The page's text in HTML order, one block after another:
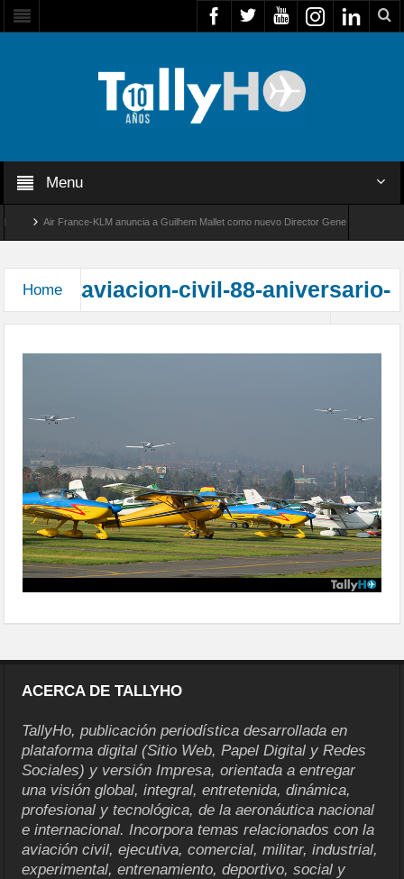
Menu
Air France-KLM anuncia a Guilhem Mallet como nuevo Director General para
Home aviacion-civil-88-aniversario-
ACERCA DE TALLYHO
TallyHo, publicación periodística desarrollada en
plataforma digital (Sitio Web, Papel Digital y Redes
Sociales) y versión Impresa, orientada a entregar
una visión global, integral, entretenida, dinámica,
profesional y tecnológica, de la aeronáutica nacional
e internacional. Incorpora temas relacionados con la
aviación civil, ejecutiva, comercial, militar, industrial,
experimental, entrenamiento, deportivo, social y